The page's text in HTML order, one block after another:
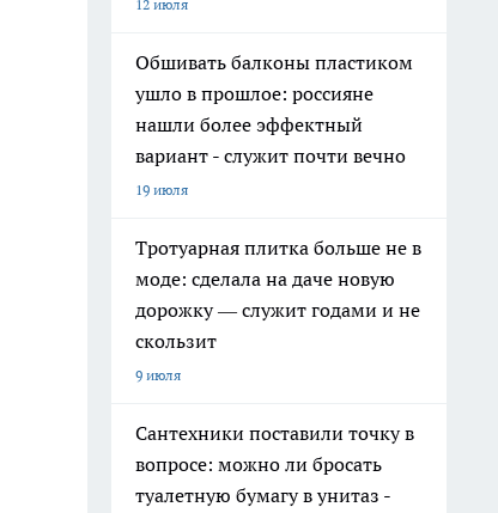
12 июля
Обшивать балконы пластиком
ушло в прошлое: россияне
нашли более эффектный
вариант - служит почти вечно
19 июля
Тротуарная плитка больше не в
моде: сделала на даче новую
дорожку — служит годами и не
скользит
9 июля
Сантехники поставили точку в
вопросе: можно ли бросать
туалетную бумагу в унитаз -